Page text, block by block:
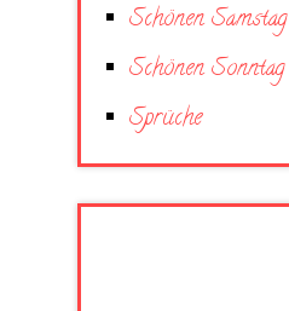
Schönen Samstag
Schönen Sonntag
Sprüche